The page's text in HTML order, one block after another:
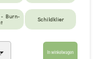
- Burn-
Schildklier
-
Voor de kleintjes
In winkelwagen